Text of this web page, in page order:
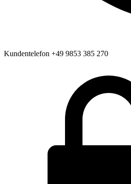
Kundentelefon +49 9853 385 270